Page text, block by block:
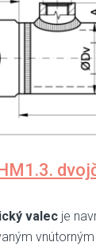
valec je